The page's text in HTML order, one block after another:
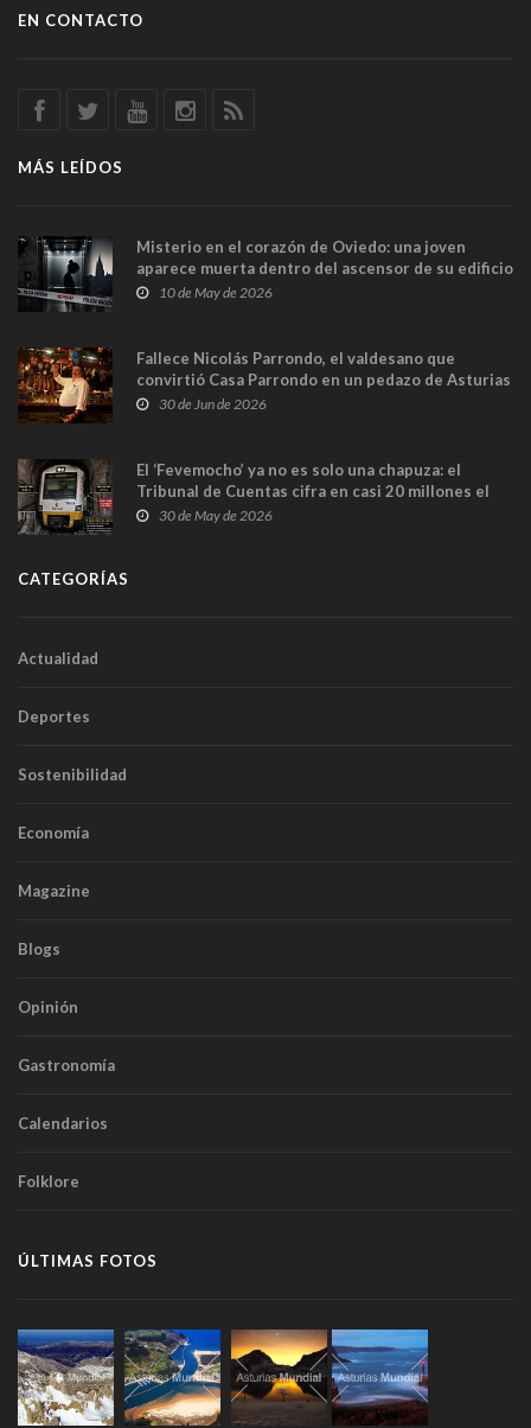
EN CONTACTO
MÁS LEÍDOS
Misterio en el corazón de Oviedo: una joven
aparece muerta dentro del ascensor de su edificio
y las cámaras captan sus últimos minutos
10 de May de 2026
Fallece Nicolás Parrondo, el valdesano que
convirtió Casa Parrondo en un pedazo de Asturias
en Madrid
30 de Jun de 2026
El ‘Fevemocho’ ya no es solo una chapuza: el
Tribunal de Cuentas cifra en casi 20 millones el
sobrecoste de los trenes que no cabían por los
30 de May de 2026
CATEGORÍAS
Actualidad
Deportes
Sostenibilidad
Economía
Magazine
Blogs
Opinión
Gastronomía
Calendarios
Folklore
ÚLTIMAS FOTOS